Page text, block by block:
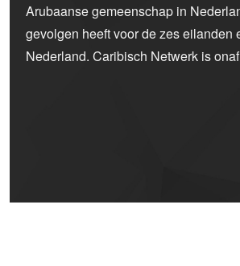
Arubaanse gemeenschap in
gevolgen heeft voor de zes
Nederland. Caribisch Netwerk is